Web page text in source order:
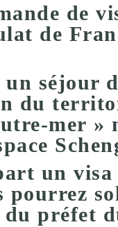
de
de
séjour
du
mer »
un
pourrez
préfet